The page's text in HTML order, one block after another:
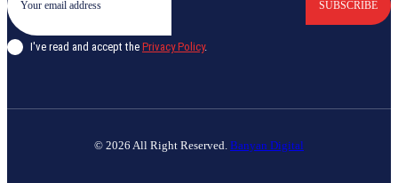
SUBSCRIBE
I've read and accept the Privacy Policy.
© 2026 All Right Reserved. Banyan Digital